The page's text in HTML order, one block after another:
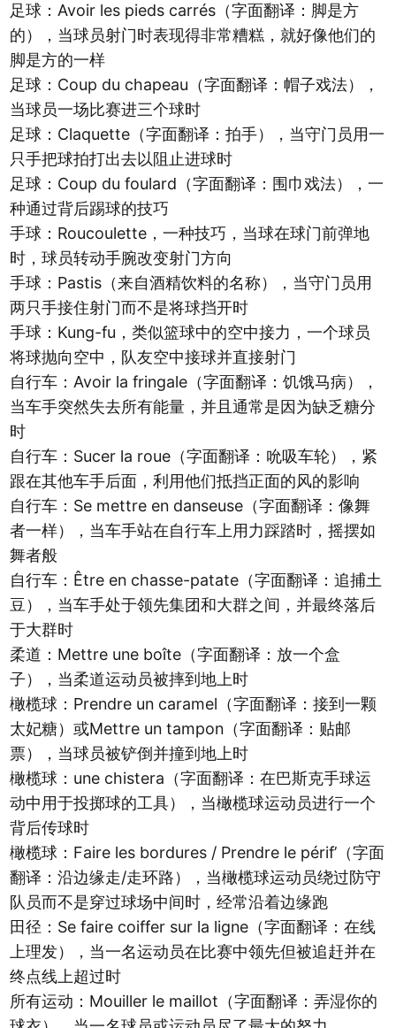
足球：Avoir les pieds carrés（字面翻译：脚是方
的），当球员射门时表现得非常糟糕，就好像他们的
脚是方的一样
足球：Coup du chapeau（字面翻译：帽子戏法），
当球员一场比赛进三个球时
足球：Claquette（字面翻译：拍手），当守门员用一
只手把球拍打出去以阻止进球时
足球：Coup du foulard（字面翻译：围巾戏法），一
种通过背后踢球的技巧
手球：Roucoulette，一种技巧，当球在球门前弹地
时，球员转动手腕改变射门方向
手球：Pastis（来自酒精饮料的名称），当守门员用
两只手接住射门而不是将球挡开时
手球：Kung-fu，类似篮球中的空中接力，一个球员
将球抛向空中，队友空中接球并直接射门
自行车：Avoir la fringale（字面翻译：饥饿马病），
当车手突然失去所有能量，并且通常是因为缺乏糖分
时
自行车：Sucer la roue（字面翻译：吮吸车轮），紧
跟在其他车手后面，利用他们抵挡正面的风的影响
自行车：Se mettre en danseuse（字面翻译：像舞
者一样），当车手站在自行车上用力踩踏时，摇摆如
舞者般
自行车：Être en chasse-patate（字面翻译：追捕土
豆），当车手处于领先集团和大群之间，并最终落后
于大群时
柔道：Mettre une boîte（字面翻译：放一个盒
子），当柔道运动员被摔到地上时
橄榄球：Prendre un caramel（字面翻译：接到一颗
太妃糖）或Mettre un tampon（字面翻译：贴邮
票），当球员被铲倒并撞到地上时
橄榄球：une chistera（字面翻译：在巴斯克手球运
动中用于投掷球的工具），当橄榄球运动员进行一个
背后传球时
橄榄球：Faire les bordures / Prendre le périf’（字面
翻译：沿边缘走/走环路），当橄榄球运动员绕过防守
队员而不是穿过球场中间时，经常沿着边缘跑
田径：Se faire coiffer sur la ligne（字面翻译：在线
上理发），当一名运动员在比赛中领先但被追赶并在
终点线上超过时
所有运动：Mouiller le maillot（字面翻译：弄湿你的